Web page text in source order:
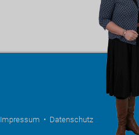
Impressum • Datenschutz